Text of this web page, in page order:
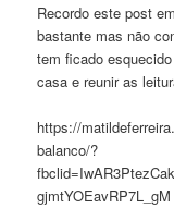
Recordo este post
bastante mas não
tem ficado
casa e reunir as
https://
balanco/?
gjmtYOEavRP7L_gM